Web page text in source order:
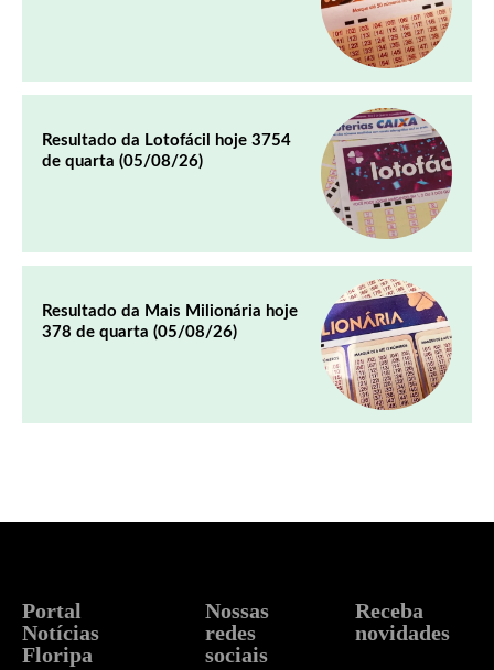
Resultado da Lotofácil hoje 3754
de quarta (05/08/26)
Resultado da Mais Milionária hoje
378 de quarta (05/08/26)
Portal
Notícias
Floripa
Nossas
redes
sociais
Receba
novidades